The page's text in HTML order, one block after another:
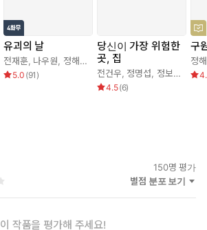
유괴의 날
전재훈, 나우원 정해연
5.0 (91 )
당신이 가장 위험한
곳, 집
전건우 정명섭 정보라 정해
4.5(6)
구
정
150명 평가
별점 분포 보기
이 작품을 평가해 주세요!